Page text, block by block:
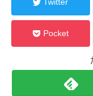
Twitter
Pocket